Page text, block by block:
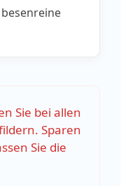
Sie bei allen
Sparen
Sie die